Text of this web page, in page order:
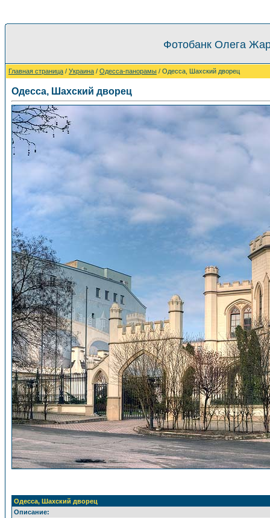
Фотобанк Олега
Главная страница / Украина / Одесса-панорамы / Одесса, Шахский дворец
Одесса, Шахский дворец
Одесса, Шахский дворец
Описание: